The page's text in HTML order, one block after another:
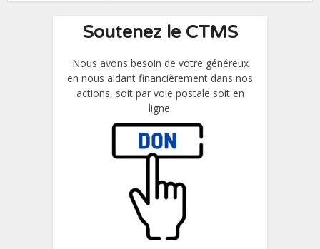
Soutenez le CTMS
Nous avons besoin de votre généreux
en nous aidant financièrement dans nos
actions, soit par voie postale soit en
ligne.